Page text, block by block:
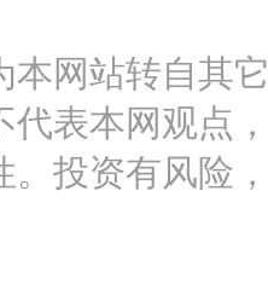
本网站转自其
代表本网观点
。投资有风险